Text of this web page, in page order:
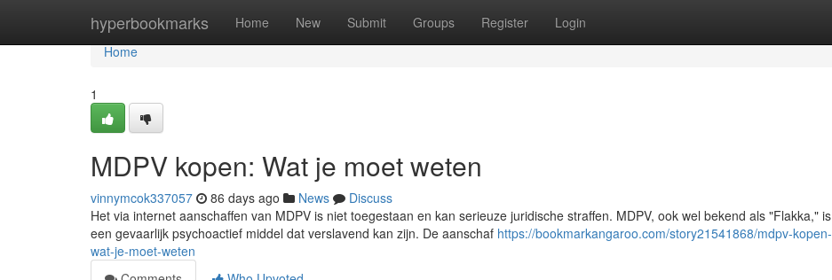
hyperbookmarks Home New Submit Groups Register Login
Home
Home
1
MDPV kopen: Wat je moet weten
vinnymcok337057 86 days ago News
Discuss
Het via internet aanschaffen van MDPV is niet toegestaan en kan serieuze juridische straffen. MDPV, ook wel bekend als "Flakka," is
een gevaarlijk psychoactief middel dat verslavend kan zijn. De aanschaf https://bookmarkangaroo.com/story21541868/mdpv-kopen-
wat-je-moet-weten